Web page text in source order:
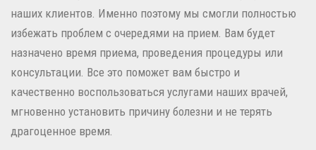
наших клиентов. Именно поэтому мы смогли полностью
избежать проблем с очередями на прием. Вам будет
назначено время приема, проведения процедуры или
консультации. Все это поможет вам быстро и
качественно воспользоваться услугами наших врачей,
мгновенно установить причину болезни и не терять
драгоценное время.